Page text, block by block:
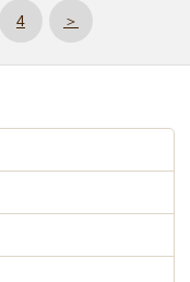
4 ＞